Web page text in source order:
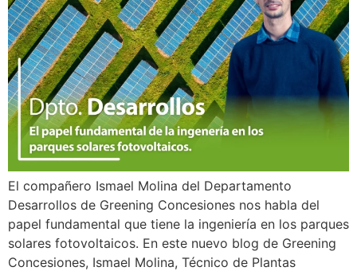
El compañero Ismael Molina del Departamento
Desarrollos de Greening Concesiones nos habla del
papel fundamental que tiene la ingeniería en los parques
solares fotovoltaicos. En este nuevo blog de Greening
Concesiones, Ismael Molina, Técnico de Plantas